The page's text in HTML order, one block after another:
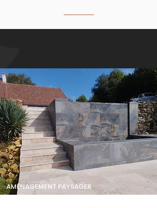
AMÉNAGEMENT PAYSAGER